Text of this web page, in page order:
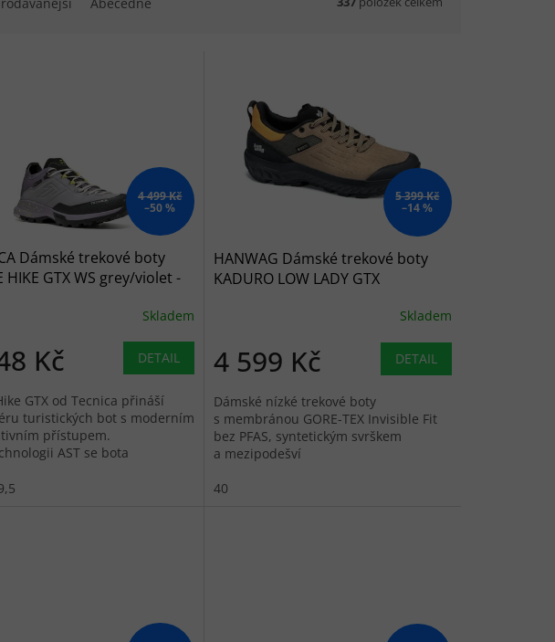
4 499 Kč
–50 %
Dámské trekové boty
HIKE GTX WS grey/violet -
Skladem
Kč DETAIL
GTX od Tecnica přináší
turistických bot s moderním
přístupem.
AST se bota
5 399 Kč
–14 %
HANWAG Dámské trekové boty
KADURO LOW LADY GTX
Skladem
4 599 Kč DETAIL
Dámské nízké trekové boty
s membránou GORE-TEX Invisible Fit
bez PFAS, syntetickým svrškem
a mezipodešví
turistiku.
40